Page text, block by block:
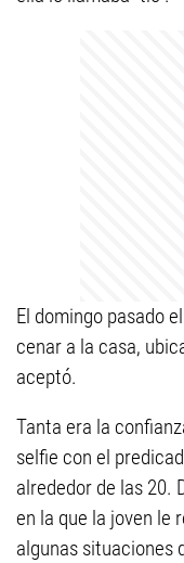
El domingo pasado
cenar a la casa,
aceptó.
Tanta era la
selfie con el
alrededor de las 20.
en la que la joven le
algunas situaciones